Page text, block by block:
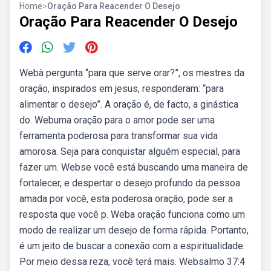
Home>Oração Para Reacender O Desejo
Oração Para Reacender O Desejo
Webà pergunta “para que serve orar?”, os mestres da
oração, inspirados em jesus, responderam: “para
alimentar o desejo”. A oração é, de facto, a ginástica
do. Webuma oração para o amor pode ser uma
ferramenta poderosa para transformar sua vida
amorosa. Seja para conquistar alguém especial, para
fazer um. Webse você está buscando uma maneira de
fortalecer, e despertar o desejo profundo da pessoa
amada por você, esta poderosa oração, pode ser a
resposta que você p. Weba oração funciona como um
modo de realizar um desejo de forma rápida. Portanto,
é um jeito de buscar a conexão com a espiritualidade.
Por meio dessa reza, você terá mais. Websalmo 37:4